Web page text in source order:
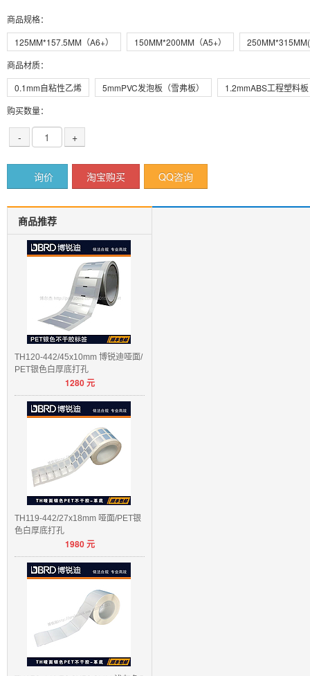
商品规格：
125MM*157.5MM（A6+）
150MM*200MM（A5+）
商品材质：
0.1mm自粘性乙烯
5mmPVC发泡板（雪弗板）
1.2mmABS工程塑料板
购买数量：
- +
询价 淘宝购买 QQ咨询
商品推荐
TH120-442/45x10mm 博锐迪哑面/
PET银色白厚底打孔
1280元
TH119-442/27x18mm 哑面/PET银
色白厚底打孔
1980元